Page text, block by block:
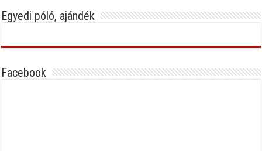
Egyedi póló, ajándék
Facebook